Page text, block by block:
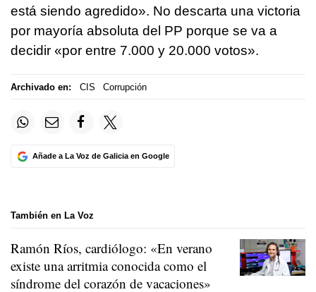
está siendo agredido». No descarta una victoria
por mayoría absoluta del PP porque se va a
decidir «por entre 7.000 y 20.000 votos».
Archivado en: CIS Corrupción
Añade a La Voz de Galicia en Google
También en La Voz
Ramón Ríos, cardiólogo: «En verano
existe una arritmia conocida como el
síndrome del corazón de vacaciones»